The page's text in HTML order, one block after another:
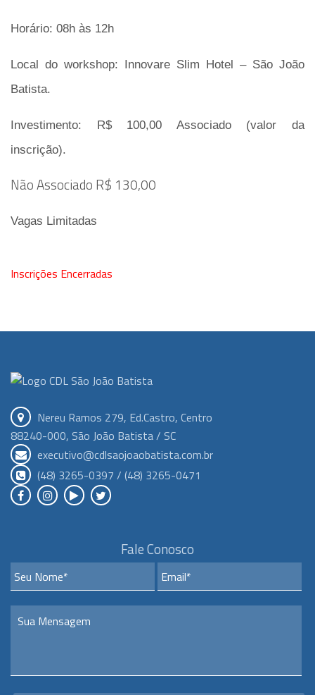
Horário: 08h às 12h
Local do workshop: Innovare Slim Hotel – São João
Batista.
Investimento: R$ 100,00 Associado (valor da
inscrição).
Não Associado R$ 130,00
Vagas Limitadas
Inscrições Encerradas
Nereu Ramos 279, Ed.Castro, Centro
88240-000, São João Batista / SC
executivo@cdlsaojoaobatista.com.br
(48) 3265-0397 / (48) 3265-0471
Fale Conosco